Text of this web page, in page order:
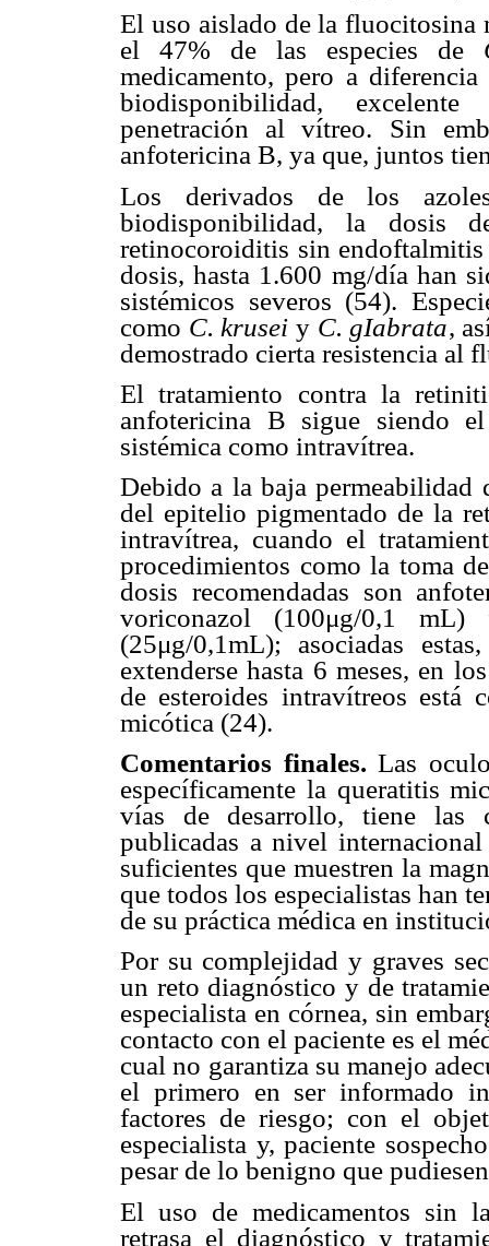
El uso aislado de la fluocitosina
el 47% de las especies de
medicamento, pero a
biodisponibilidad,
penetración al vítreo. Sin
anfotericina B, ya que, juntos
Los derivados de los
biodisponibilidad, la dosis
retinocoroiditis sin
dosis, hasta 1.600 mg/día han
sistémicos severos (54).
como C. kruseiy C. gIabrata,
demostrado cierta resistencia al
El tratamiento contra la
anfotericina B sigue siendo
sistémica como intravítrea.
Debido a la baja permeabilidad
del epitelio pigmentado de la
intravítrea, cuando el
procedimientos como la toma
dosis recomendadas son
voriconazol (100μg/0,1 mL)
(25μg/0,1mL); asociadas
extenderse hasta 6 meses, en
de esteroides intravítreos está
micótica (24).
Comentarios finales.Las
específicamente la queratitis
vías de desarrollo, tiene las
publicadas a nivel
suficientes que muestren la
que todos los especialistas han
de su práctica médica en
Por su complejidad y graves
un reto diagnóstico y de
especialista en córnea, sin
contacto con el paciente es el
cual no garantiza su manejo
el primero en ser informado
factores de riesgo; con el
especialista y, paciente
pesar de lo benigno que
El uso de medicamentos sin
retrasa el diagnóstico y